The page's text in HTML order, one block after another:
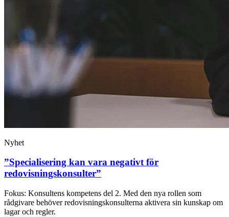
Nyhet
”Specialisering kan vara negativt för
redovisningskonsulter”
Fokus: Konsultens kompetens del 2. Med den nya rollen som
rådgivare behöver redovisningskonsulterna aktivera sin kunskap om
lagar och regler.